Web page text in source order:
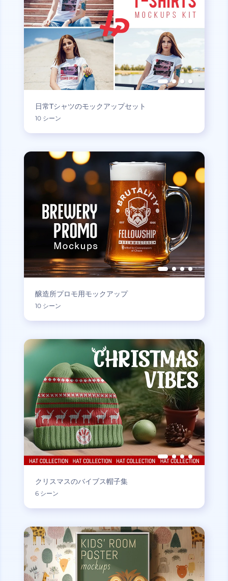
日常Tシャツのモックアップセット
10 シーン
醸造所プロモ用モックアップ
10 シーン
クリスマスのバイブス帽子集
6 シーン